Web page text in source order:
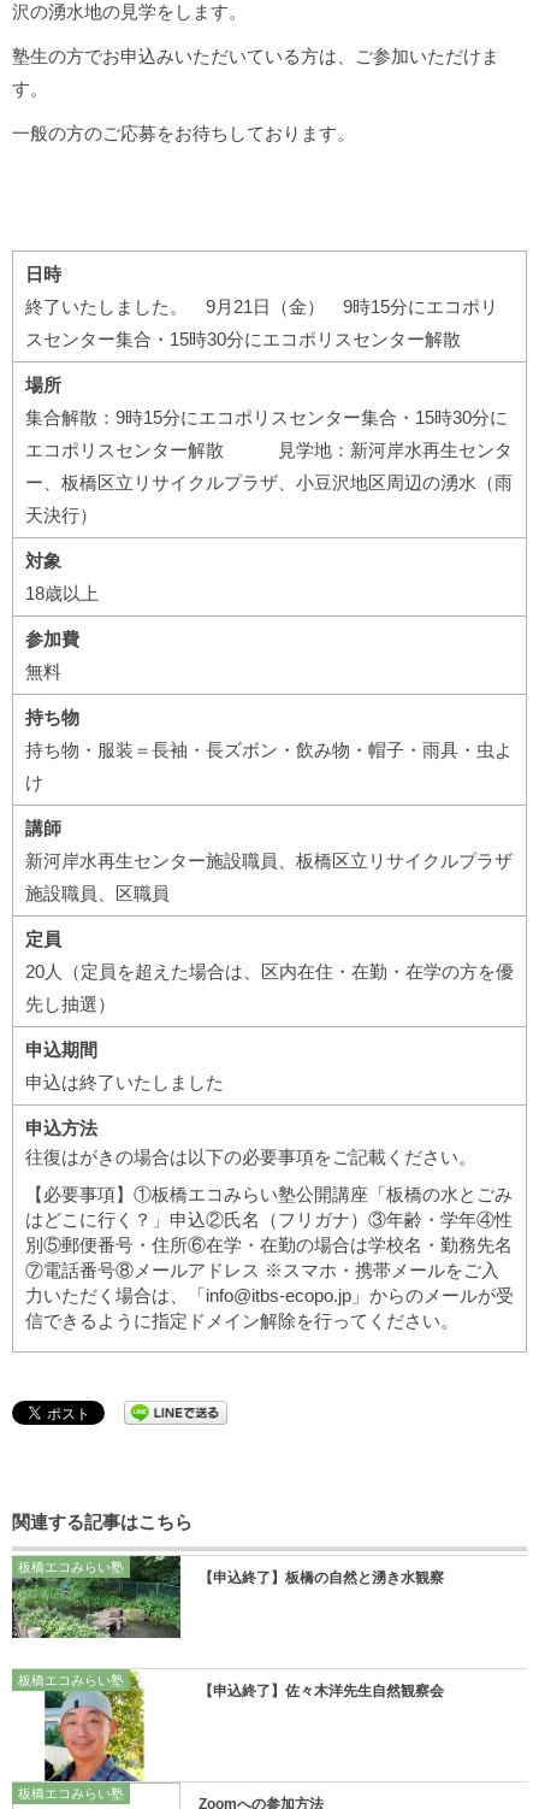
沢の湧水地の見学をします。
塾生の方でお申込みいただいている方は、ご参加いただけま
す。
一般の方のご応募をお待ちしております。
日時
終了いたしました。 9月21日（金） 9時15分にエコポリ
スセンター集合・15時30分にエコポリスセンター解散
場所
集合解散：9時15分にエコポリスセンター集合・15時30分に
エコポリスセンター解散 見学地：新河岸水再生センタ
ー、板橋区立リサイクルプラザ、小豆沢地区周辺の湧水（雨
天決行）
対象
18歳以上
参加費
無料
持ち物
持ち物・服装＝長袖・長ズボン・飲み物・帽子・雨具・虫よ
け
講師
新河岸水再生センター施設職員、板橋区立リサイクルプラザ
施設職員、区職員
定員
20人（定員を超えた場合は、区内在住・在勤・在学の方を優
先し抽選）
申込期間
申込は終了いたしました
申込方法
往復はがきの場合は以下の必要事項をご記載ください。
【必要事項】①板橋エコみらい塾公開講座「板橋の水とごみ
はどこに行く？」申込②氏名（フリガナ）③年齢・学年④性
別⑤郵便番号・住所⑥在学・在勤の場合は学校名・勤務先名
⑦電話番号⑧メールアドレス ※スマホ・携帯メールをご入
力いただく場合は、「info@itbs-ecopo.jp」からのメールが受
信できるように指定ドメイン解除を行ってください。
関連する記事はこちら
板橋エコみらい塾
【申込終了】板橋の自然と湧き水観察
板橋エコみらい塾
【申込終了】佐々木洋先生自然観察会
板橋エコみらい塾
Zoomへの参加方法